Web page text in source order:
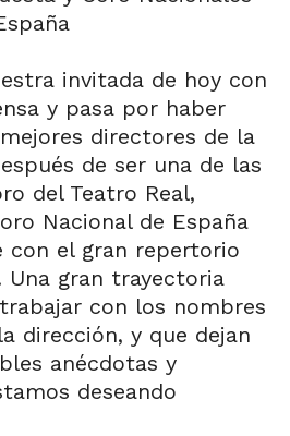
invitada de hoy con
y pasa por haber
directores de la
de ser una de las
del Teatro Real,
Nacional de España
con el gran repertorio
gran trayectoria
con los nombres
dirección, y que dejan
anécdotas y
deseando